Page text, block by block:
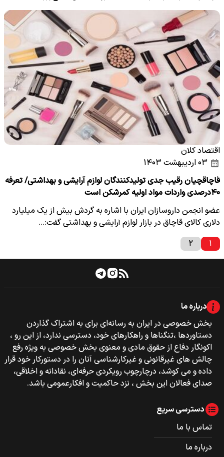
اقتصاد کلان
قاچاقچیان رقیب جدی تولیدکنندگان لوازم آرایشی و بهداشتی/ تعرفه
۴۰درصدی واردات مواد اولیه کمرشکن است
عضو انجمن داروسازان ایران با اشاره به گردش بیش از یک میلیارد
دلاری کالای قاچاق در بازار لوازم آرایشی و بهداشتی گفت:…
۱
۲
درباره ما
بخش خصوصی‌‌ در ایران به رسانه‌ای برای به اشتراک گذاردن
دستاوردها ،تنگناها و راهکارهای خود، دسترسی ندارد، از این رو ،
اکونگار دفاع از حقوق مادی و معنوی بخش خصوصی به ویژه رفع
چالش های غیرقانونی و غیرکارشناسی آنان را در دستورکار خود قرار
داده و می کوشد، درچارچوب رویکردی حرفه‌ای، نقادانه و اخلاقی،
صدای فعالان این بخش ، نزد حاکمیت و افکارعمومی باشد.
دسترسی سریع
تماس با ما
درباره ما